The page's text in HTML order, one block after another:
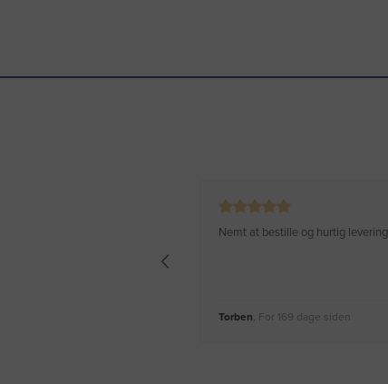
Nemt at bestille og hurtig levering
Torben, For 169 dage siden